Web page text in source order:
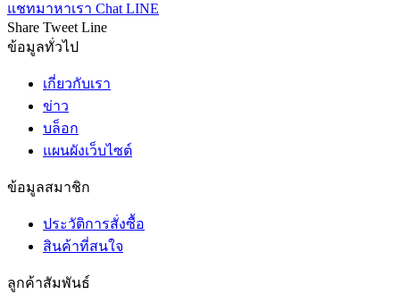
แชทมาหาเรา Chat LINE
Share Tweet Line
ข้อมูลทั่วไป
เกี่ยวกับเรา
ข่าว
บล็อก
แผนผังเว็บไซต์
ข้อมูลสมาชิก
ประวัติการสั่งซื้อ
สินค้าที่สนใจ
ลูกค้าสัมพันธ์